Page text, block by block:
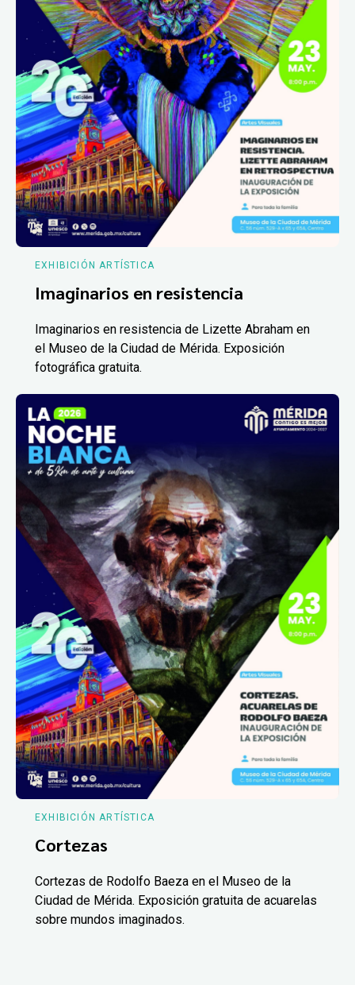
EXHIBICIÓN ARTÍSTICA
Imaginarios en resistencia
Imaginarios en resistencia de Lizette Abraham en
el Museo de la Ciudad de Mérida. Exposición
fotográfica gratuita.
EXHIBICIÓN ARTÍSTICA
Cortezas
Cortezas de Rodolfo Baeza en el Museo de la
Ciudad de Mérida. Exposición gratuita de acuarelas
sobre mundos imaginados.